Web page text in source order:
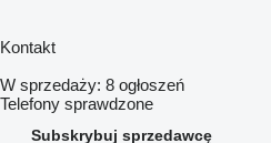
Kontakt
W sprzedaży: 8 ogłoszeń
Telefony sprawdzone
Subskrybuj sprzedawcę